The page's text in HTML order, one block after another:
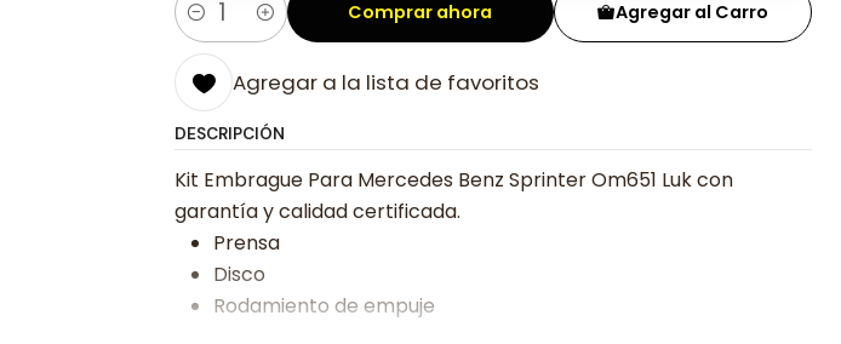
Cantidad
Agregar al Carro
Comprar ahora
Agregar a la lista de favoritos
DESCRIPCIÓN
Kit Embrague Para Mercedes Benz Sprinter Om651 Luk con
garantía y calidad certificada.
Prensa
Disco
Rodamiento de empuje